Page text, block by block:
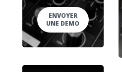
ENVOYER
UNE DEMO